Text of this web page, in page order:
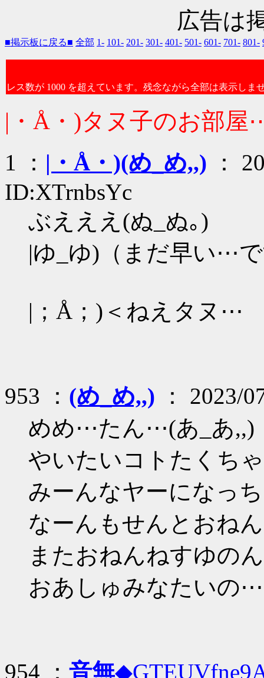
広告は
■掲示板に戻る■ 全部 1- 101- 201- 301- 401- 501- 601- 701- 801-
レス数が 1000 を超えています。残念ながら全部は表示しま
|・Å・)タヌ子のお部
1 ： |・Å・)(め_め,,) ：
ID:XTrnbsYc
ぶえええ(ぬ_ぬ｡)
|ゆ_ゆ)（まだ早い⋯
|；Å；)＜ねえタヌ⋯
953 ： (め_め,,) ： 2023/
めめ⋯たん⋯(あ_あ,,)
やいたいコトたくち
みーんなヤーになっ
なーんもせんとおね
またおねんねすゆの
おあしゅみなたいの
954 ： 音無